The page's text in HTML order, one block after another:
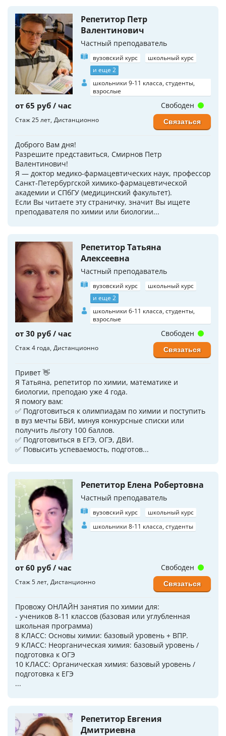
Репетитор Петр
Валентинович
Частный преподаватель
вузовский курс
школьный курс
и еще 2
школьники 9-11 класса, студенты,
взрослые
от 65 руб / час
Стаж 25 лет Дистанционно
Доброго Вам дня!
Разрешите представиться, Смирнов Петр
Валентинович!
Я — доктор медико-фармацевтических наук, профессор
Санкт-Петербургской химико-фармацевтической
академии и СПбГУ (медицинский факультет).
Если Вы читаете эту страничку, значит Вы ищете
преподавателя по химии или биологии...
Свободен
Связаться
Репетитор Татьяна
Алексеевна
Частный преподаватель
вузовский курс
школьный курс
и еще 2
школьники 6-11 класса, студенты,
взрослые
от 30 руб / час
Стаж 4 года Дистанционно
Привет 👋
Я Татьяна, репетитор по химии, математике и
биологии, преподаю уже 4 года.
Я помогу вам:
✅️ Подготовиться к олимпиадам по химии и поступить
в вуз мечты БВИ, минуя конкурсные списки или
получить льготу 100 баллов.
✅️ Подготовиться в ЕГЭ, ОГЭ, ДВИ.
✅️ Повысить успеваемость, подготов...
Свободен
Связаться
Репетитор Елена Робертовна
Частный преподаватель
вузовский курс
школьный курс
школьники 8-11 класса, студенты
от 60 руб / час
Стаж 5 лет Дистанционно
Провожу ОНЛАЙН занятия по химии для:
- учеников 8-11 классов (базовая или углубленная
школьная программа)
8 КЛАСС: Основы химии: базовый уровень + ВПР.
9 КЛАСС: Неорганическая химия: базовый уровень /
подготовка к ОГЭ
10 КЛАСС: Органическая химия: базовый уровень /
подготовка к ЕГЭ
...
Свободен
Связаться
Репетитор Евгения
Дмитриевна